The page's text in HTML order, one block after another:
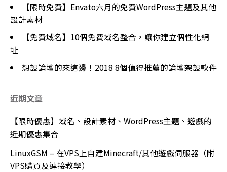
【限時免費】Envato六月的免費WordPress主題及其他
設計素材
【免費域名】10個免費域名整合，讓你建立個性化網
址
想設論壇的來這邊！2018 8個值得推薦的論壇架設軟件
近期文章
【限時優惠】域名、設計素材、WordPress主題、遊戲的
近期優惠集合
LinuxGSM – 在VPS上自建Minecraft/其他遊戲伺服器（附
VPS購買及連接教學）